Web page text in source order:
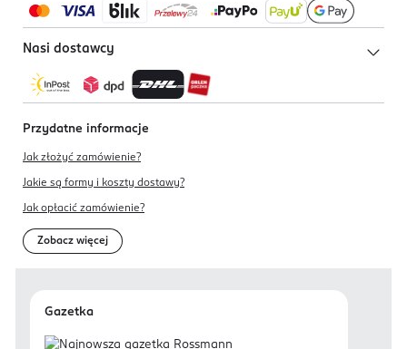
Nasi dostawcy
Przydatne informacje
Jak złożyć zamówienie?
Jakie są formy i koszty dostawy?
Jak opłacić zamówienie?
Zobacz więcej
Gazetka